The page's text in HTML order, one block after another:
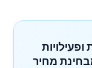
מחיר